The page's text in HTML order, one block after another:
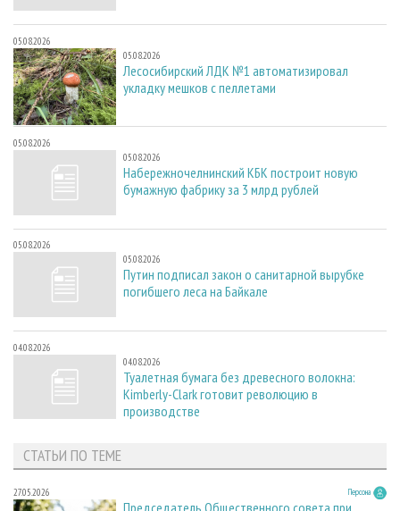
05.08.2026
05.08.2026
Лесосибирский ЛДК №1 автоматизировал
укладку мешков с пеллетами
05.08.2026
05.08.2026
Набережночелнинский КБК построит новую
бумажную фабрику за 3 млрд рублей
05.08.2026
05.08.2026
Путин подписал закон о санитарной вырубке
погибшего леса на Байкале
04.08.2026
04.08.2026
Туалетная бумага без древесного волокна:
Kimberly-Clark готовит революцию в
производстве
СТАТЬИ ПО ТЕМЕ
27.05.2026 Персона